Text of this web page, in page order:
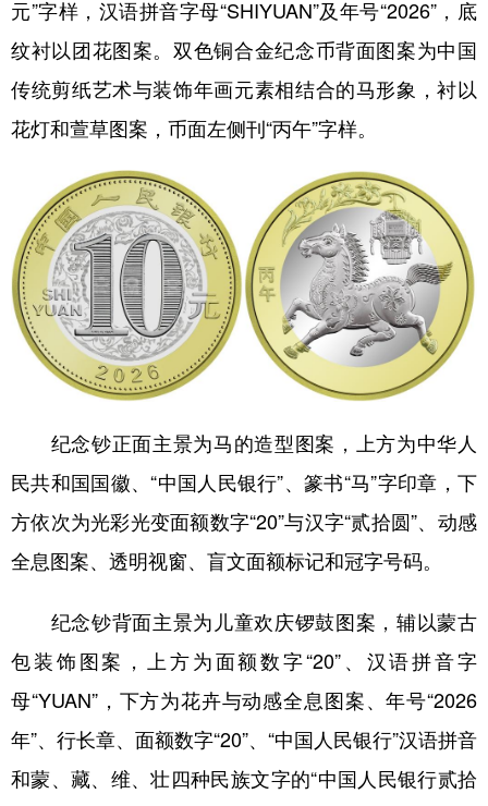
会展
彩票 娱乐 时尚 悦读
公益 一带一路 亚太网
文化产业
地方频道
北京 天津 河北 山西
辽宁 吉林 上海 江苏
浙江 安徽 福建 江西
山东 河南 湖北 湖南
广东 广西 海南 重庆
四川 贵州 云南 西藏
新疆 内蒙古 黑龙江
多语种频道
English Español Français عربى
元”字样，汉语拼音字母“SHIYUAN”及年号“2026”，底
纹衬以团花图案。双色铜合金纪念币背面图案为中国
传统剪纸艺术与装饰年画元素相结合的马形象，衬以
花灯和萱草图案，币面左侧刊“丙午”字样。
纪念钞正面主景为马的造型图案，上方为中华人
民共和国国徽、“中国人民银行”、篆书“马”字印章，下
方依次为光彩光变面额数字“20”与汉字“贰拾圆”、动感
全息图案、透明视窗、盲文面额标记和冠字号码。
纪念钞背面主景为儿童欢庆锣鼓图案，辅以蒙古
包装饰图案，上方为面额数字“20”、汉语拼音字
母“YUAN”，下方为花卉与动感全息图案、年号“2026
年”、行长章、面额数字“20”、“中国人民银行”汉语拼音
和蒙、藏、维、壮四种民族文字的“中国人民银行贰拾